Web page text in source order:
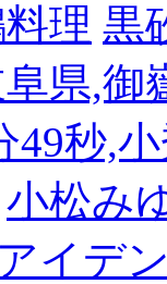
理 黒
県,御
49秒,
小松み
アイデ